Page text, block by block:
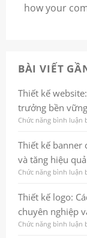
how your
BÀI VIẾT
Thiết kế
trưởng bền vững
Chức năng bình luận
Thiết kế banner
và tăng hiệu
Chức năng bình luận
Thiết kế logo:
chuyên nghiệp
Chức năng bình luận